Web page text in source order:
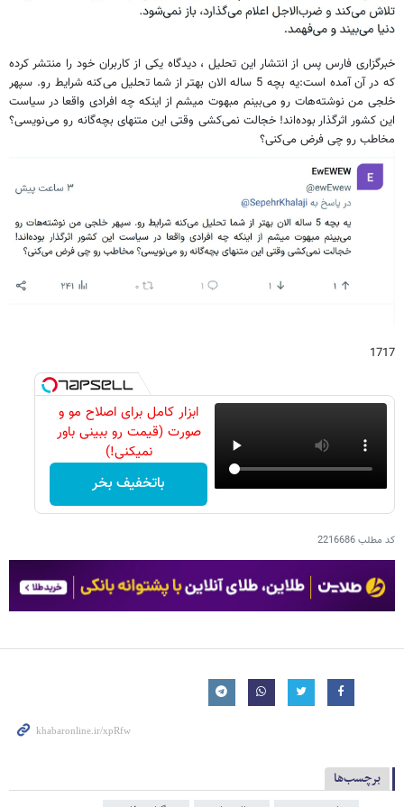
خبرگزاری فارس پس از انتشار این تحلیل ، دیدگاه یکی از کاربران خود را منتشر کرده
که در آن آمده است:
یه بچه 5 ساله الان بهتر از شما تحلیل می‌کنه شرایط رو. سپهر
خلجی من نوشته‌هات رو می‌بینم مبهوت میشم از اینکه چه افرادی واقعا در سیاست
این کشور اثرگذار بوده‌اند! خجالت نمی‌کشی وقتی این متنهای بچه‌گانه رو می‌نویسی؟
مخاطب رو چی فرض می‌کنی؟
1717
ابزار کامل برای اصلاح مو و
صورت (قیمت رو ببینی باور
نمیکنی!)
باتخفیف بخر
کد مطلب2216686
برچسب‌ها